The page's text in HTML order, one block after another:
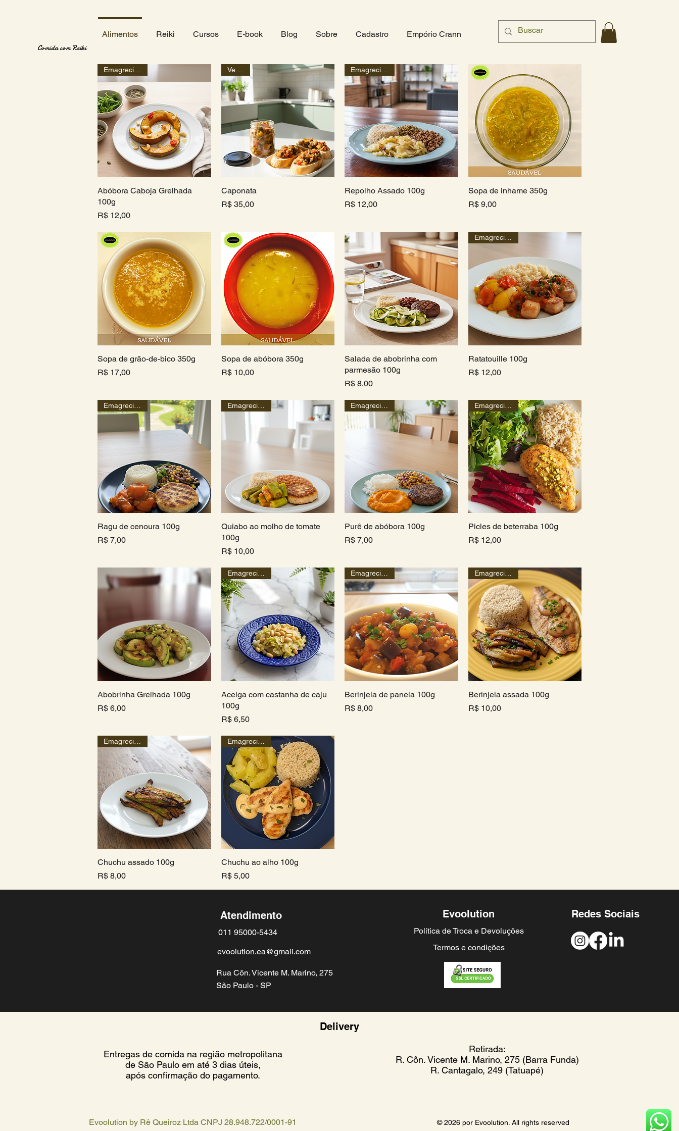
Comida com Reiki
Alimentos Reiki Cursos E-book Blog Sobre Cadastro Empório Crann
Visualização rápida
Abóbora Caboja Grelhada
100g
Preço
R$ 12,00
Visualização rápida
Vegano
Caponata
Preço
R$ 35,00
Visualização rápida
Repolho Assado 100g
Preço
R$ 12,00
Visualização rápida
Sopa de inhame 350g
Preço
R$ 9,00
Visualização rápida
Sopa de grão-de-bico 350g
Preço
R$ 17,00
Visualização rápida
Sopa de abóbora 350g
Preço
R$ 10,00
Visualização rápida
Salada de abobrinha com
parmesão 100g
Preço
R$ 8,00
Visualização rápida
Emagrecimento
Ratatouille 100g
Preço
R$ 12,00
Visualização rápida
Ragu de cenoura 100g
Preço
R$ 7,00
Visualização rápida
Emagrecimento
Quiabo ao molho de tomate
100g
Preço
R$ 10,00
Visualização rápida
Purê de abóbora 100g
Preço
R$ 7,00
Visualização rápida
Emagrecimento
Picles de beterraba 100g
Preço
R$ 12,00
Visualização rápida
Abobrinha Grelhada 100g
Preço
R$ 6,00
Visualização rápida
Emagrecimento
Acelga com castanha de caju
100g
Preço
R$ 6,50
Visualização rápida
Berinjela de panela 100g
Preço
R$ 8,00
Visualização rápida
Emagrecimento
Berinjela assada 100g
Preço
R$ 10,00
Visualização rápida
Chuchu assado 100g
Preço
R$ 8,00
Visualização rápida
Emagrecimento
Chuchu ao alho 100g
Preço
R$ 5,00
Atendimento
011 95000-5434
evoolution.ea@gmail.com
Rua Côn. Vicente M. Marino, 275
São Paulo - SP
Evoolution
Política de Troca e Devoluções
Termos e condições
Redes Sociais
Delivery
Entregas de comida na região metropolitana
de São Paulo em até 3 dias úteis,
após confirmação do pagamento.
Retirada:
R. Côn. Vicente M. Marino, 275 (Barra Funda)
R. Cantagalo, 249 (Tatuapé)
Evoolution by Rê Queiroz Ltda CNPJ 28.948.722/0001-91 © 2026 por Evoolution. All rights reserved